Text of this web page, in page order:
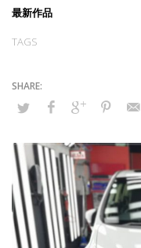
最新作品
TAGS